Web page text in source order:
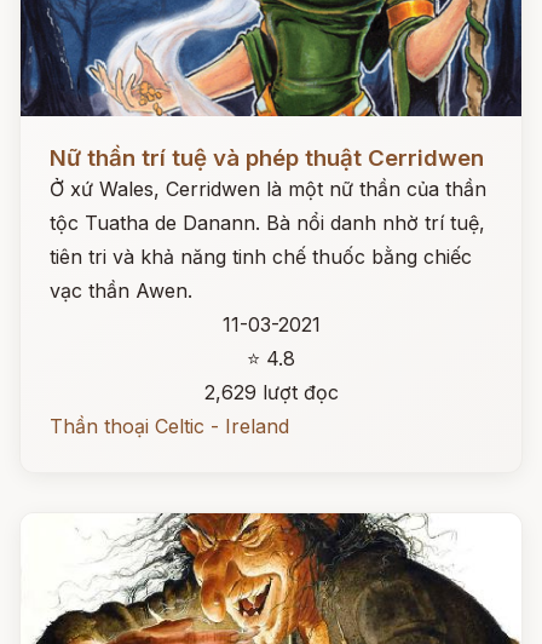
Nữ thần trí tuệ và phép thuật Cerridwen
Ở xứ Wales, Cerridwen là một nữ thần của thần
tộc Tuatha de Danann. Bà nổi danh nhờ trí tuệ,
tiên tri và khả năng tinh chế thuốc bằng chiếc
vạc thần Awen.
11-03-2021
⭐ 4.8
2,629 lượt đọc
Thần thoại Celtic - Ireland